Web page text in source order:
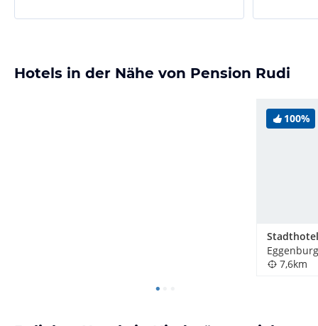
Hotels in der Nähe von Pension Rudi
100%
7,6km